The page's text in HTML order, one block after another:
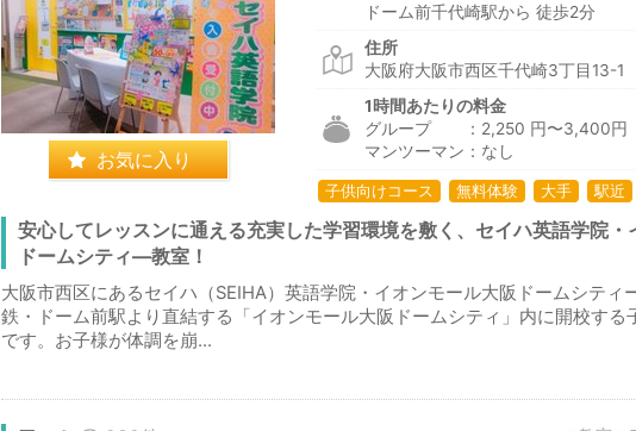
お気に入り
ドーム前千代崎駅から 徒歩2分
住所
大阪府大阪市西区千代崎3丁目13-1
1時間あたりの料金
グループ ：2,250 円〜3,400円
マンツーマン：なし
子供向けコース 無料体験 大手 駅近
安心してレッスンに通える充実した学習環境を敷く、セイハ英語学院・
ドームシティ―教室！
大阪市西区にあるセイハ（SEIHA）英語学院・イオンモール大阪ドームシティ
鉄・ドーム前駅より直結する「イオンモール大阪ドームシティ」内に開校する
です。お子様が体調を崩...